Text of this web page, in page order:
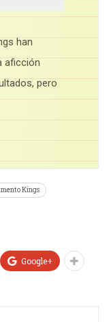
han
aficción
pero
Kings
Google+